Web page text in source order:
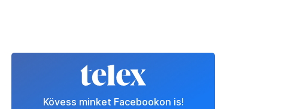
Kövess minket Facebookon is!